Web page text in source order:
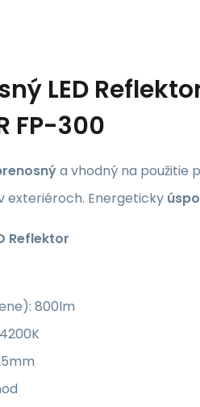
LED
FP-300
a vhodný na použitie
exteriéroch. Energeticky
Reflektor
800lm